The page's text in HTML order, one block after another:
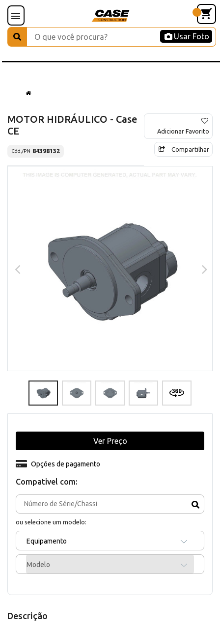
Usar Foto
MOTOR HIDRÁULICO - Case
CE
Cód./PN 84398132
Adicionar Favorito
Compartilhar
Compativel com:
ou selecione um modelo:
Equipamento
Modelo
Opções de pagamento
Ver Preço
Descrição